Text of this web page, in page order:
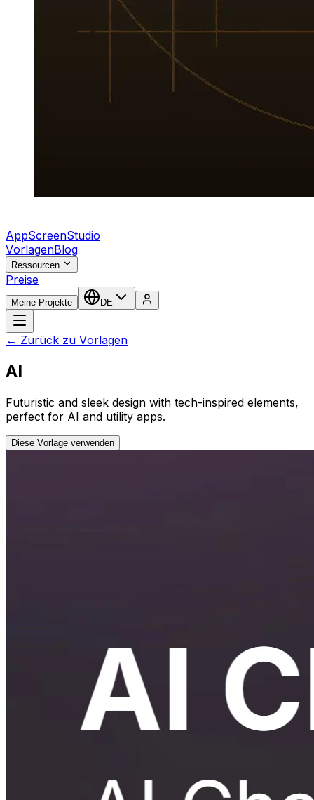
AppScreenStudio
VorlagenBlog
Ressourcen
Preise
Meine Projekte DE
← Zurück zu Vorlagen
AI
Futuristic and sleek design with tech-inspired elements,
perfect for AI and utility apps.
Diese Vorlage verwenden